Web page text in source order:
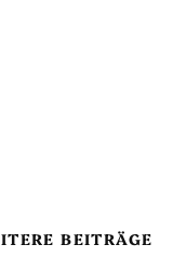
BEITRÄGE